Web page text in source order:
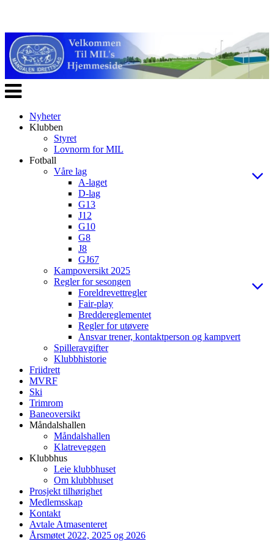
Veksle
navigasjon
Nyheter
Klubben
Styret
Lovnorm for MIL
Fotball
Våre lag
A-laget
D-lag
G13
J12
G10
G8
J8
GJ67
Kampoversikt 2025
Regler for sesongen
Foreldrevettregler
Fair-play
Breddereglementet
Regler for utøvere
Ansvar trener, kontaktperson og kampvert
Spilleravgifter
Klubbhistorie
Friidrett
MVRF
Ski
Trimrom
Baneoversikt
Måndalshallen
Måndalshallen
Klatreveggen
Klubbhus
Leie klubbhuset
Om klubbhuset
Prosjekt tilhørighet
Medlemsskap
Kontakt
Avtale Atmasenteret
Årsmøtet 2022, 2025 og 2026